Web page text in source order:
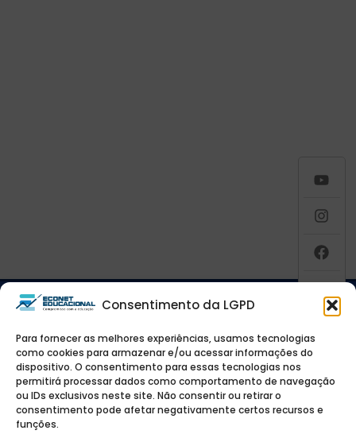
Consentimento da LGPD
Para fornecer as melhores experiências, usamos tecnologias
como cookies para armazenar e/ou acessar informações do
dispositivo. O consentimento para essas tecnologias nos
permitirá processar dados como comportamento de navegação
ou IDs exclusivos neste site. Não consentir ou retirar o
consentimento pode afetar negativamente certos recursos e
funções.